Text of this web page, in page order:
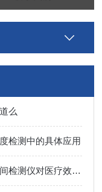
么
检测中的具体应用
无尘环境，高效医疗：医院无尘车间检测仪对医疗效率的影响